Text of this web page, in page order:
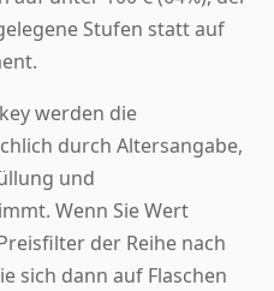
Stufen statt auf
werden die
durch Altersangabe,
und
Wenn Sie Wert
der Reihe nach
sich dann auf Flaschen